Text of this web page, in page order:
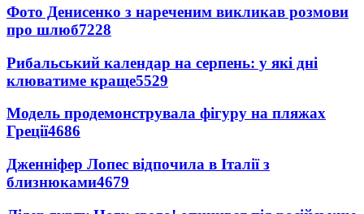
Фото Денисенко з нареченим викликав розмови
про шлюб7228
Рибальський календар на серпень: у які дні
клюватиме краще5529
Модель продемонструвала фігуру на пляжах
Греції4686
Дженніфер Лопес відпочила в Італії з
близнюками4679